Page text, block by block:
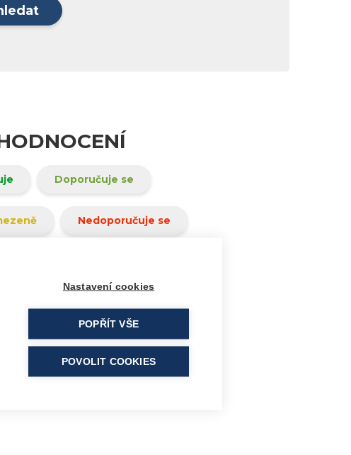
Doporučuje se
Nedoporučuje se
Nastavení cookies
POPŘÍT VŠE
POVOLIT COOKIES